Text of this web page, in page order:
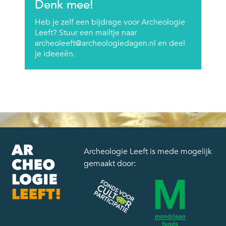
Denk mee!
Heb je zelf een bijdrage voor Archeologie
Leeft? Stuur een mailtje naar
archeoleeft@archeologiedagen.nl en deel
je ideeeën.
Archeologie Leeft is mede mogelijk
gemaakt door: